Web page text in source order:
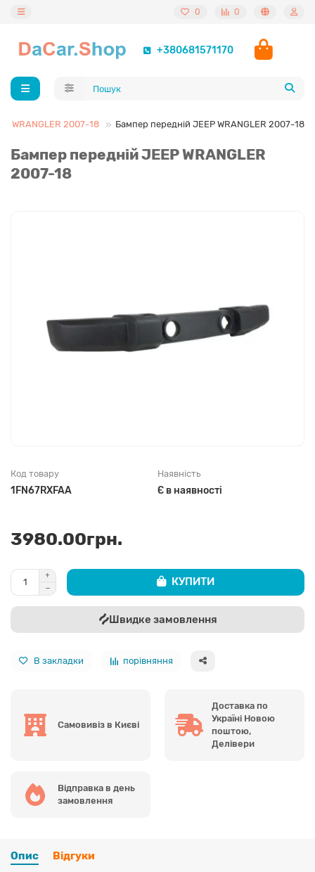
0 0
+380681571170
WRANGLER 2007-18 Бампер передній JEEP WRANGLER 2007-18
Бампер передній JEEP WRANGLER
2007-18
Код товару
1FN67RXFAA
Наявність
Є в наявності
3980.00грн.
КУПИТИ
Швидке замовлення
В закладки порівняння
Самовивіз в Києві
Доставка по
Україні Новою
поштою,
Делівери
Відправка в день
замовлення
Опис Відгуки